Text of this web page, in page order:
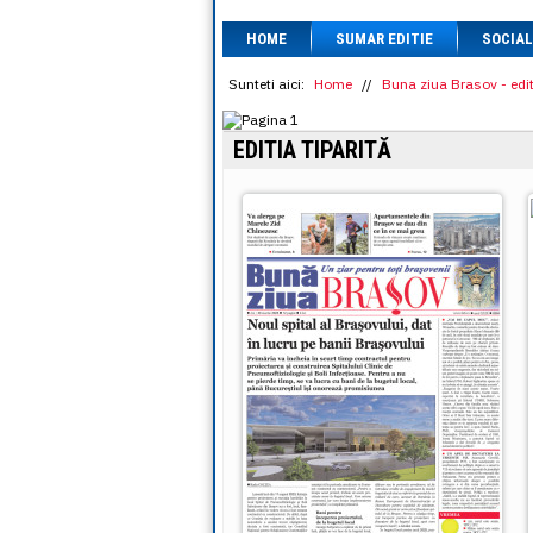
HOME SUMAR EDITIE SOCIAL
Sunteti aici: Home // Buna ziua Brasov -
EDITIA TIPARITĂ